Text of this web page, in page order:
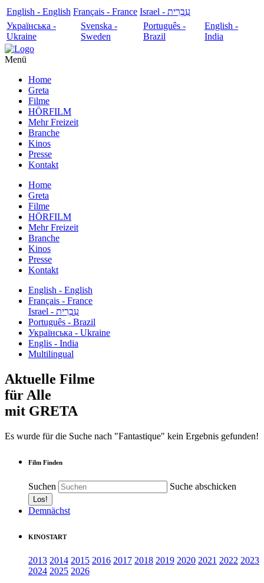
English - English Français - France
עִבְרִית - Israel
Українська -
Ukraine
Svenska -
Sweden
Português -
Brazil
English -
India
Menü
Home
Greta
Filme
HÖRFILM
Mehr Freizeit
Branche
Kinos
Presse
Kontakt
Home
Greta
Filme
HÖRFILM
Mehr Freizeit
Branche
Kinos
Presse
Kontakt
English - English
Français - France
עִבְרִית - Israel
Português - Brazil
Українська - Ukraine
Englis - India
Multilingual
Aktuelle Filme
für Alle
mit GRETA
Es wurde für die Suche nach "Fantastique" kein Ergebnis gefunden!
Film Finden
Suchen Suche abschicken
Demnächst
KINOSTART
2013 2014 2015 2016 2017 2018 2019 2020 2021 2022 2023
2024 2025 2026